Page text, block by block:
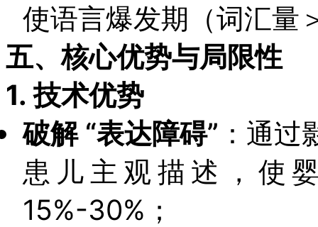
使语言爆发期（词汇量
五、核心优势与局限性
1.技术优势
破解 “表达障碍” ：通
患儿主观描述，使
15%-30%；